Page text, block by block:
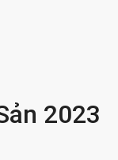
2023